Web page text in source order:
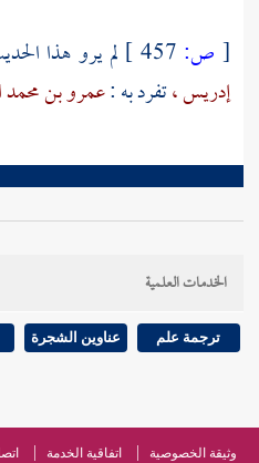
[ ص: لم يرو هذا
إدريس ،تفرد به :عمرو بن محمد
الخدمات العلمية
ترجمة علم عناوين الشجرة
وثيقة الخصوصية اتفاقية الخدمة